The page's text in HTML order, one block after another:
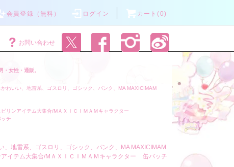
会員登録（無料） ログイン カート(0)
お問い合わせ
女性・通販。
かわいい、地雷系、ゴスロリ、ゴシック、パンク、MA MAXICIMAM
ピリンアイテム大集合/MＡＸＩＣＩＭＡＭキャラクター
チ
、地雷系、ゴスロリ、ゴシック、パンク、MA MAXICIMAM
イテム大集合/MＡＸＩＣＩＭＡＭキャラクター
缶バッチ